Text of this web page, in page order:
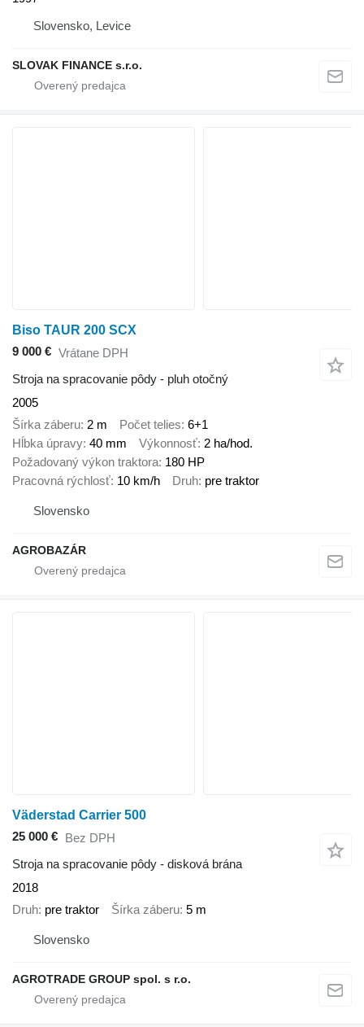
Slovensko, Levice
SLOVAK FINANCE s.r.o.
Biso TAUR 200 SCX
9 000 € Vrátane DPH
Stroja na spracovanie pôdy - pluh otočný
2005
Šírka záberu 2 m Počet telies 6+1
Hĺbka úpravy 40 mm Výkonnosť 2 ha/hod.
Požadovaný výkon traktora 180 HP
Pracovná rýchlosť 10 km/h Druh pre traktor
Slovensko
AGROBAZÁR
Väderstad Carrier 500
25 000 € Bez DPH
Stroja na spracovanie pôdy - disková brána
2018
Druh pre traktor Šírka záberu 5 m
Slovensko
AGROTRADE GROUP spol. s r.o.